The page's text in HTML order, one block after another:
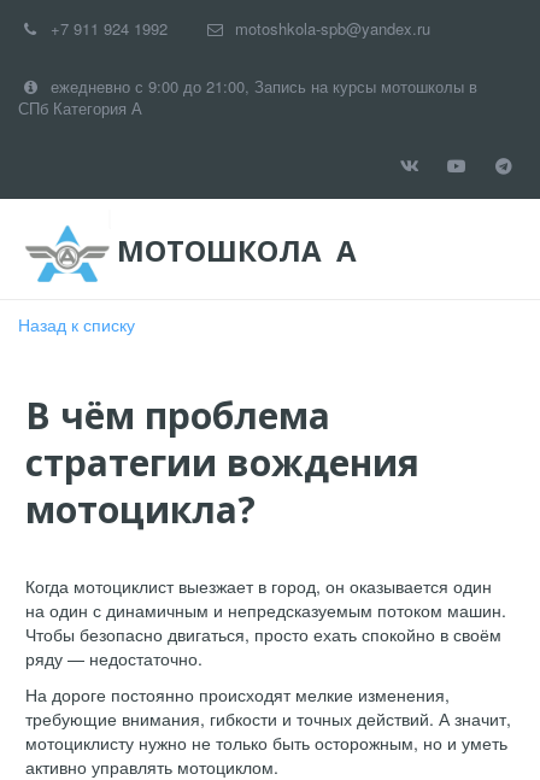
+7 911 924 1992 motoshkola-spb@yandex.ru
ежедневно с 9:00 до 21:00, Запись на курсы мотошколы в
СПб Категория А
МОТОШКОЛА А
Назад к списку
В чём проблема
стратегии вождения
мотоцикла?
Когда мотоциклист выезжает в город, он оказывается один
на один с динамичным и непредсказуемым потоком машин.
Чтобы безопасно двигаться, просто ехать спокойно в своём
ряду — недостаточно.
На дороге постоянно происходят мелкие изменения,
требующие внимания, гибкости и точных действий. А значит,
мотоциклисту нужно не только быть осторожным, но и уметь
активно управлять мотоциклом.